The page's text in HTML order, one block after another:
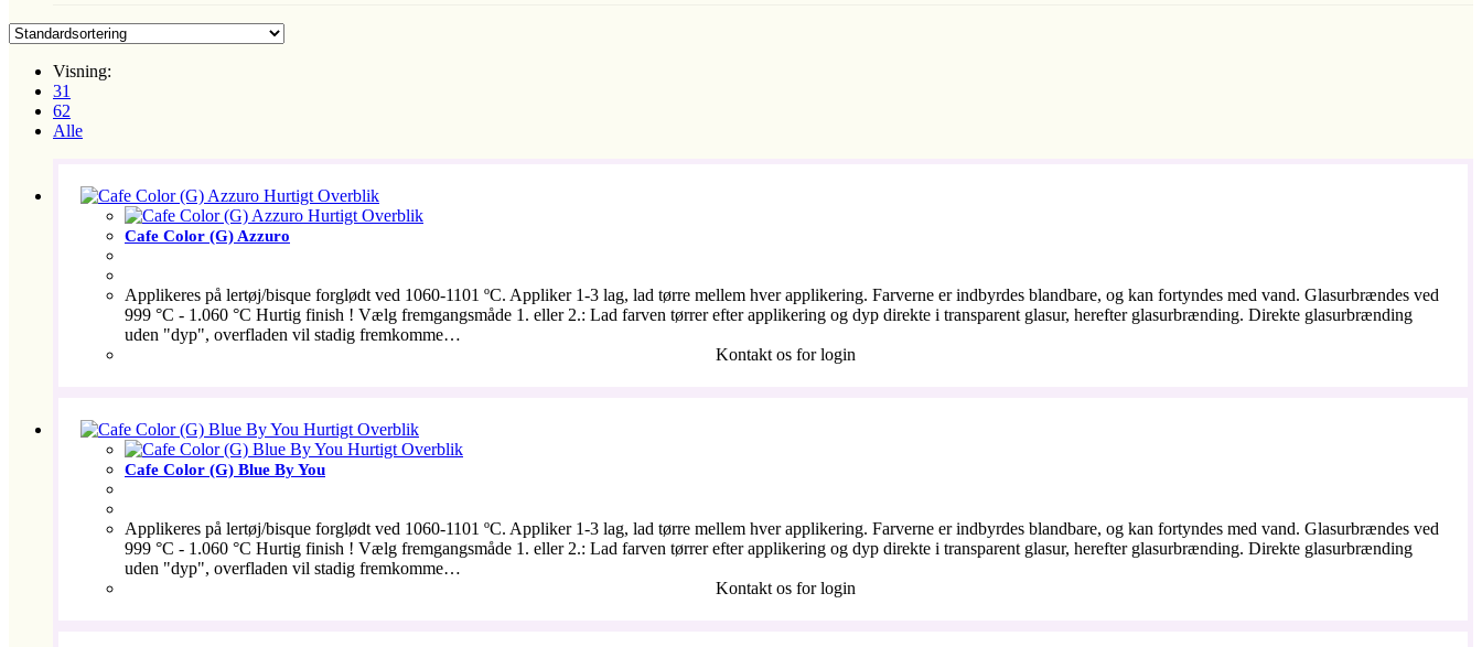
Visning:
31
62
Alle
Hurtigt Overblik
Hurtigt Overblik
Cafe Color (G) Azzuro
Applikeres på lertøj/bisque forglødt ved 1060-1101 ºC. Appliker 1-3 lag, lad tørre mellem hver applikering. Farverne er indbyrdes blandbare, og kan fortyndes med vand. Glasurbrændes ved
999 °C - 1.060 °C Hurtig finish ! Vælg fremgangsmåde 1. eller 2.: Lad farven tørrer efter applikering og dyp direkte i transparent glasur, herefter glasurbrænding. Direkte glasurbrænding
uden "dyp", overfladen vil stadig fremkomme…
Kontakt os for login
Hurtigt Overblik
Hurtigt Overblik
Cafe Color (G) Blue By You
Applikeres på lertøj/bisque forglødt ved 1060-1101 ºC. Appliker 1-3 lag, lad tørre mellem hver applikering. Farverne er indbyrdes blandbare, og kan fortyndes med vand. Glasurbrændes ved
999 °C - 1.060 °C Hurtig finish ! Vælg fremgangsmåde 1. eller 2.: Lad farven tørrer efter applikering og dyp direkte i transparent glasur, herefter glasurbrænding. Direkte glasurbrænding
uden "dyp", overfladen vil stadig fremkomme…
Kontakt os for login